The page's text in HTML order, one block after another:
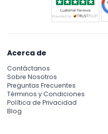
Acerca de
Contáctanos
Sobre Nosotros
Preguntas Frecuentes
Términos y Condiciones
Política de Privacidad
Blog